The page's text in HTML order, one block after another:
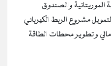
الموريتانية والصندوق
مشروع الربط الكهربائي
مالي وتطوير محطات الطاقة